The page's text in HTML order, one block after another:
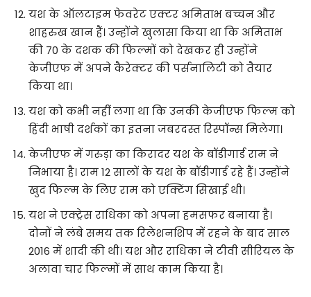
यश के ऑलटाइम फेवरेट एक्टर अमिताभ बच्चन और
शाहरुख खान हैं। उन्होंने खुलासा किया था कि अमिताभ
की 70 के दशक की फिल्मों को देखकर ही उन्होंने
केजीएफ में अपने कैरेक्टर की पर्सनालिटी को तैयार
किया था।
यश को कभी नहीं लगा था कि उनकी केजीएफ फिल्म को
हिंदी भाषी दर्शकों का इतना जबरदस्त रिस्पॉन्स मिलेगा।
केजीएफ में गरुड़ा का किरादर यश के बॉडीगार्ड राम ने
निभाया है। राम 12 सालों के यश के बॉडीगार्ड रहे हैं। उन्होंने
खुद फिल्म के लिए राम को एक्टिंग सिखाई थी।
यश ने एक्ट्रेस राधिका को अपना हमसफर बनाया है।
दोनों ने लंबे समय तक रिलेशनशिप में रहने के बाद साल
2016 में शादी की थी। यश और राधिका ने टीवी सीरियल के
अलावा चार फिल्मों में साथ काम किया है।